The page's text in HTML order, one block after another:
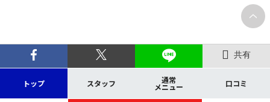
共有
トップ スタッフ 通常
メニュー 口コミ